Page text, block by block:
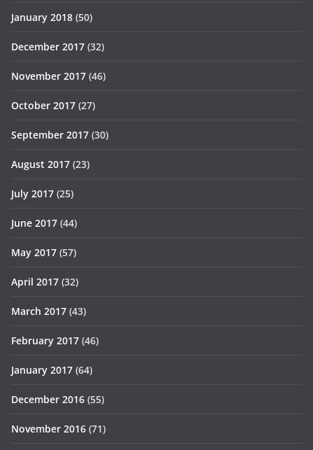
January 2018 (50)
December 2017 (32)
November 2017 (46)
October 2017 (27)
September 2017 (30)
August 2017 (23)
July 2017 (25)
June 2017 (44)
May 2017 (57)
April 2017 (32)
March 2017 (43)
February 2017 (46)
January 2017 (64)
December 2016 (55)
November 2016 (71)